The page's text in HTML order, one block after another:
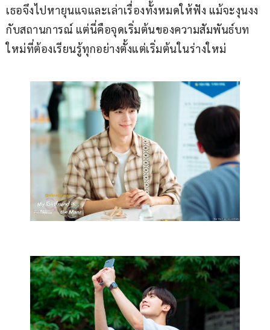
เธอจึงไปหายุนแจและเล่าเรื่องทั้งหมดให้ฟัง แม้จะงุนงง
กับสถานการณ์ แต่นี่คือจุดเริ่มต้นของความสัมพันธ์บท
ใหม่ที่ต้องเรียนรู้ทุกอย่างตั้งแต่เริ่มต้นในร่างใหม่